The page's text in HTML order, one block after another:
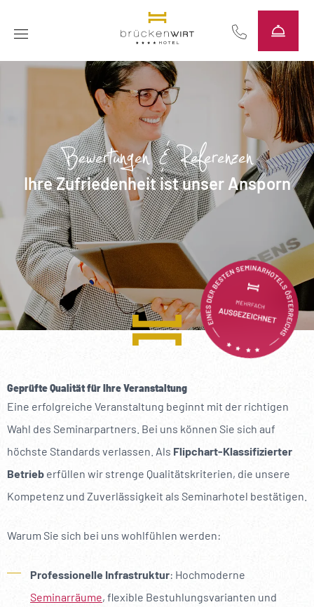
----
----
----
Bewertungen & Referenzen
Ihre Zufriedenheit ist unser Ansporn
Geprüfte Qualität für Ihre Veranstaltung
Eine erfolgreiche Veranstaltung beginnt mit der richtigen
Wahl des Seminarpartners. Bei uns können Sie sich auf
höchste Standards verlassen. Als Flipchart-Klassifizierter
Betrieb erfüllen wir strenge Qualitätskriterien, die unsere
Kompetenz und Zuverlässigkeit als Seminarhotel bestätigen.
Warum Sie sich bei uns wohlfühlen werden:
Professionelle Infrastruktur: Hochmoderne
Seminarräume, flexible Bestuhlungsvarianten und